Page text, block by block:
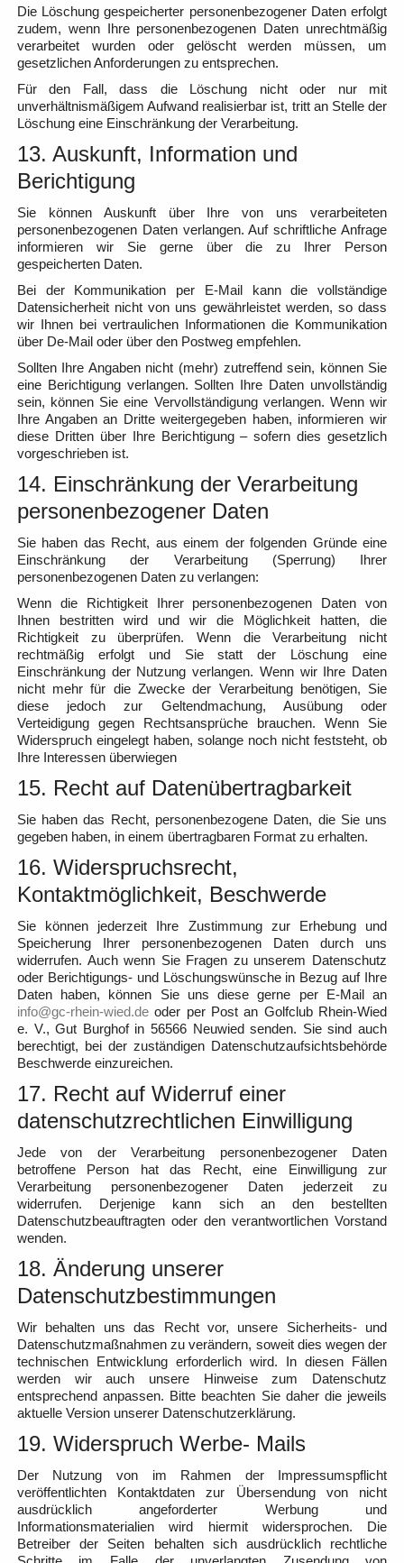
Die Löschung gespeicherter personenbezogener Daten erfolgt
zudem, wenn Ihre personenbezogenen Daten unrechtmäßig
verarbeitet wurden oder gelöscht werden müssen, um
gesetzlichen Anforderungen zu entsprechen.
Für den Fall, dass die Löschung nicht oder nur mit
unverhältnismäßigem Aufwand realisierbar ist, tritt an Stelle der
Löschung eine Einschränkung der Verarbeitung.
13. Auskunft, Information und
Berichtigung
Sie können Auskunft über Ihre von uns verarbeiteten
personenbezogenen Daten verlangen. Auf schriftliche Anfrage
informieren wir Sie gerne über die zu Ihrer Person
gespeicherten Daten.
Bei der Kommunikation per E-Mail kann die vollständige
Datensicherheit nicht von uns gewährleistet werden, so dass
wir Ihnen bei vertraulichen Informationen die Kommunikation
über De-Mail oder über den Postweg empfehlen.
Sollten Ihre Angaben nicht (mehr) zutreffend sein, können Sie
eine Berichtigung verlangen. Sollten Ihre Daten unvollständig
sein, können Sie eine Vervollständigung verlangen. Wenn wir
Ihre Angaben an Dritte weitergegeben haben, informieren wir
diese Dritten über Ihre Berichtigung – sofern dies gesetzlich
vorgeschrieben ist.
14. Einschränkung der Verarbeitung
personenbezogener Daten
Sie haben das Recht, aus einem der folgenden Gründe eine
Einschränkung der Verarbeitung (Sperrung) Ihrer
personenbezogenen Daten zu verlangen:
Wenn die Richtigkeit Ihrer personenbezogenen Daten von
Ihnen bestritten wird und wir die Möglichkeit hatten, die
Richtigkeit zu überprüfen. Wenn die Verarbeitung nicht
rechtmäßig erfolgt und Sie statt der Löschung eine
Einschränkung der Nutzung verlangen. Wenn wir Ihre Daten
nicht mehr für die Zwecke der Verarbeitung benötigen, Sie
diese jedoch zur Geltendmachung, Ausübung oder
Verteidigung gegen Rechtsansprüche brauchen. Wenn Sie
Widerspruch eingelegt haben, solange noch nicht feststeht, ob
Ihre Interessen überwiegen
15. Recht auf Datenübertragbarkeit
Sie haben das Recht, personenbezogene Daten, die Sie uns
gegeben haben, in einem übertragbaren Format zu erhalten.
16. Widerspruchsrecht,
Kontaktmöglichkeit, Beschwerde
Sie können jederzeit Ihre Zustimmung zur Erhebung und
Speicherung Ihrer personenbezogenen Daten durch uns
widerrufen. Auch wenn Sie Fragen zu unserem Datenschutz
oder Berichtigungs- und Löschungswünsche in Bezug auf Ihre
Daten haben, können Sie uns diese gerne per E-Mail an
info@gc-rhein-wied.deoder per Post an Golfclub Rhein-Wied
e. V., Gut Burghof in 56566 Neuwied senden. Sie sind auch
berechtigt, bei der zuständigen Datenschutzaufsichtsbehörde
Beschwerde einzureichen.
17. Recht auf Widerruf einer
datenschutzrechtlichen Einwilligung
Jede von der Verarbeitung personenbezogener Daten
betroffene Person hat das Recht, eine Einwilligung zur
Verarbeitung personenbezogener Daten jederzeit zu
widerrufen. Derjenige kann sich an den bestellten
Datenschutzbeauftragten oder den verantwortlichen Vorstand
wenden.
18. Änderung unserer
Datenschutzbestimmungen
Wir behalten uns das Recht vor, unsere Sicherheits- und
Datenschutzmaßnahmen zu verändern, soweit dies wegen der
technischen Entwicklung erforderlich wird. In diesen Fällen
werden wir auch unsere Hinweise zum Datenschutz
entsprechend anpassen. Bitte beachten Sie daher die jeweils
aktuelle Version unserer Datenschutzerklärung.
19. Widerspruch Werbe- Mails
Der Nutzung von im Rahmen der Impressumspflicht
veröffentlichten Kontaktdaten zur Übersendung von nicht
ausdrücklich angeforderter Werbung und
Informationsmaterialien wird hiermit widersprochen. Die
Betreiber der Seiten behalten sich ausdrücklich rechtliche